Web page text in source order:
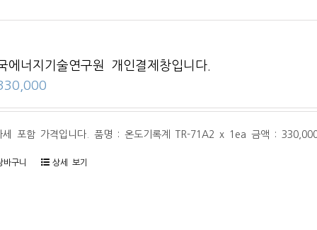
에너지기술연구원 개인결제창입니다.
세 포함 가격입니다. 품명 : 온도기록계 TR-71A2 x 1ea 금액 : 330,000
바구니 상세 보기